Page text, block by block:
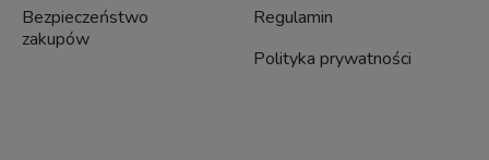
Bezpieczeństwo
zakupów
Regulamin
Polityka prywatności